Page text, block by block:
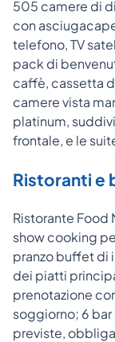
505 camere di
con
telefono, TV
pack di
caffè, cassetta
camere vista
platinum,
frontale, e le
Ristoranti e
Ristorante Food
show cooking
pranzo buffet di
dei piatti
prenotazione
soggiorno; 6 bar
previste,